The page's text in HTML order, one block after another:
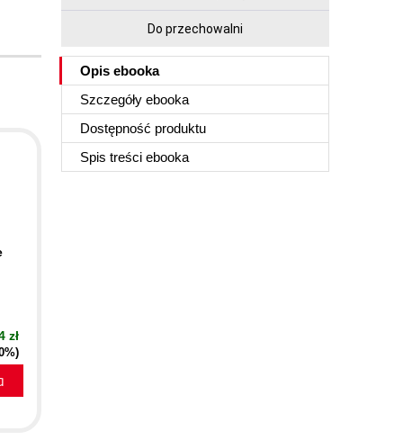
Do przechowalni
Opis ebooka
Szczegóły ebooka
Dostępność produktu
Spis treści ebooka
zł